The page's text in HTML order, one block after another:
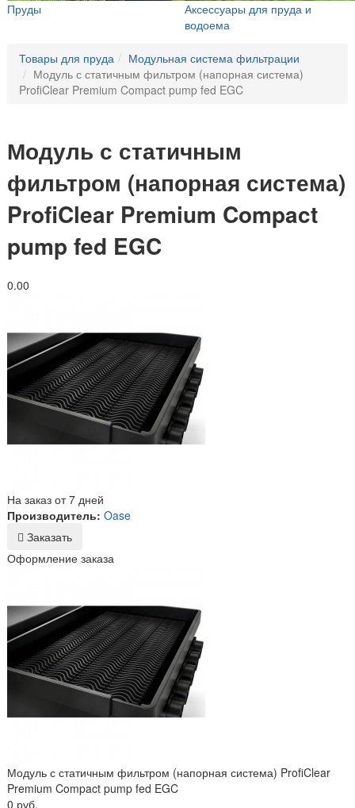
Пруды
Аксессуары для пруда и
водоема
Товары для пруда
Модульная система фильтрации
Модуль с статичным фильтром (напорная система)
ProfiClear Premium Compact pump fed EGC
Модуль с статичным
фильтром (напорная система)
ProfiClear Premium Compact
pump fed EGC
0.00
На заказ от 7 дней
Производитель: Oase
Заказать
Оформление заказа
Модуль с статичным фильтром (напорная система) ProfiClear
Premium Compact pump fed EGC
0 руб.